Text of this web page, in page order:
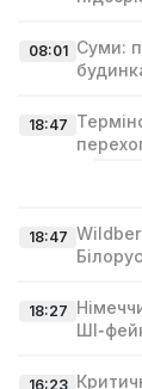
08:01 Суми:
18:47
18:47
18:27
16:23